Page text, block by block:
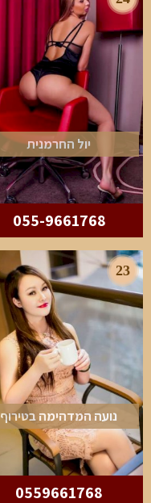
יול החרמנית
055-9661768
23
נועה המדהימה בטירוף
0559661768